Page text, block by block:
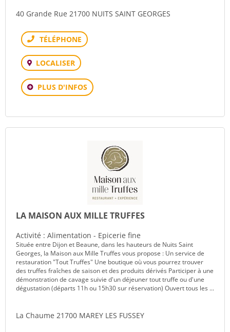
40 Grande Rue 21700 NUITS SAINT GEORGES
Téléphone
LOCALISER
PLUS D'INFOS
LA MAISON AUX MILLE TRUFFES
Activité : Alimentation - Epicerie fine
Située entre Dijon et Beaune, dans les hauteurs de Nuits Saint
Georges, la Maison aux Mille Truffes vous propose : Un service de
restauration "Tout Truffes" Une boutique où vous pourrez trouver
des truffes fraîches de saison et des produits dérivés Participer à une
démonstration de cavage suivie d'un déjeuner tout truffe ou d'une
dégustation (départs 11h ou 15h30 sur réservation) Ouvert tous les ...
La Chaume 21700 MAREY LES FUSSEY